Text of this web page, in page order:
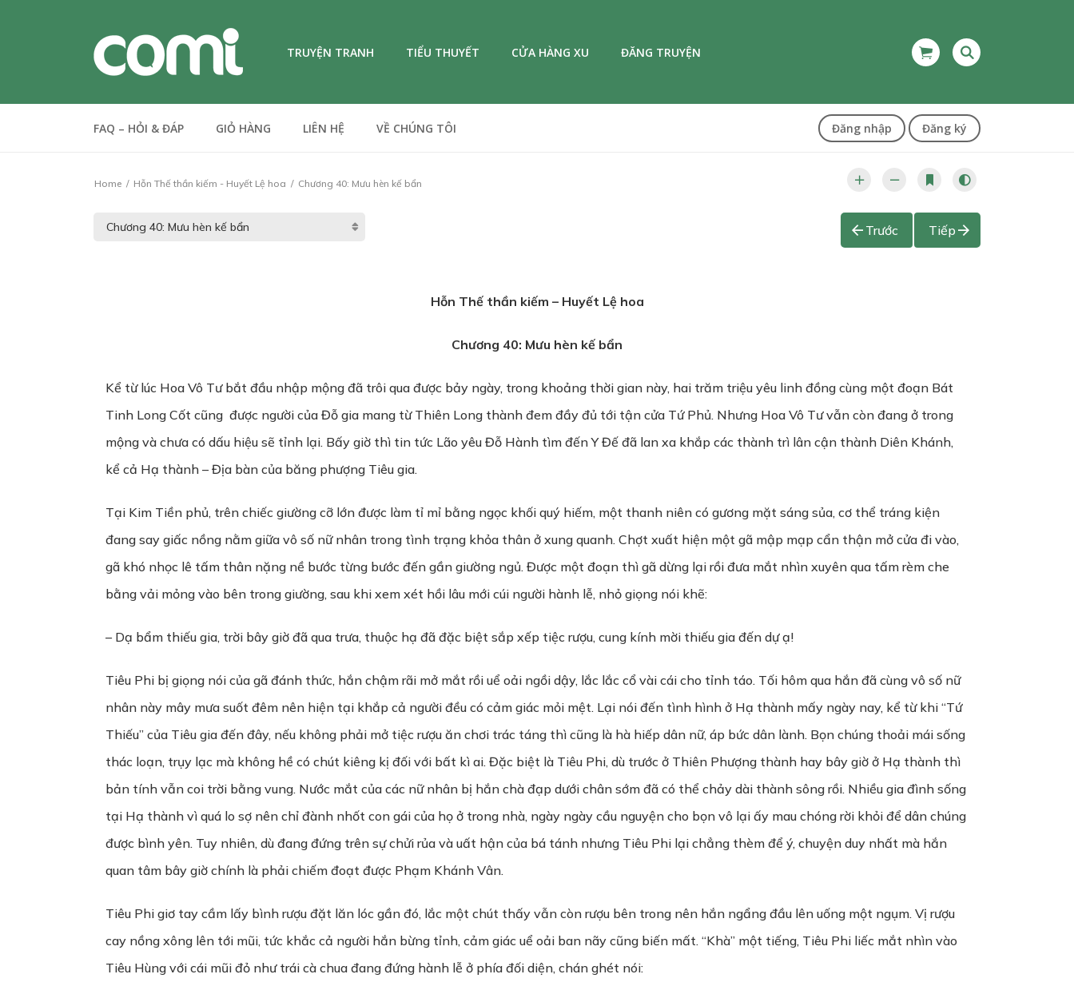
TRUYỆN TRANH TIỂU THUYẾT CỬA HÀNG XU ĐĂNG TRUYỆN
FAQ – HỎI & ĐÁP GIỎ HÀNG LIÊN HỆ VỀ CHÚNG TÔI Đăng nhập Đăng ký
Home Hỗn Thế thần kiếm - Huyết Lệ hoa Chương 40: Mưu hèn kế bẩn
Trước Tiếp
Hỗn Thế thần kiếm – Huyết Lệ hoa
Chương 40: Mưu hèn kế bẩn
Kể từ lúc Hoa Vô Tư bắt đầu nhập mộng đã trôi qua được bảy ngày, trong khoảng thời gian này, hai trăm triệu yêu linh đồng cùng một đoạn Bát
Tinh Long Cốt cũng được người của Đỗ gia mang từ Thiên Long thành đem đầy đủ tới tận cửa Tứ Phủ. Nhưng Hoa Vô Tư vẫn còn đang ở trong
mộng và chưa có dấu hiệu sẽ tỉnh lại. Bấy giờ thì tin tức Lão yêu Đỗ Hành tìm đến Y Đế đã lan xa khắp các thành trì lân cận thành Diên Khánh,
kể cả Hạ thành – Địa bàn của băng phượng Tiêu gia.
Tại Kim Tiền phủ, trên chiếc giường cỡ lớn được làm tỉ mỉ bằng ngọc khối quý hiếm, một thanh niên có gương mặt sáng sủa, cơ thể tráng kiện
đang say giấc nồng nằm giữa vô số nữ nhân trong tình trạng khỏa thân ở xung quanh. Chợt xuất hiện một gã mập mạp cẩn thận mở cửa đi vào,
gã khó nhọc lê tấm thân nặng nề bước từng bước đến gần giường ngủ. Được một đoạn thì gã dừng lại rồi đưa mắt nhìn xuyên qua tấm rèm che
bằng vải mỏng vào bên trong giường, sau khi xem xét hồi lâu mới cúi người hành lễ, nhỏ giọng nói khẽ:
– Dạ bẩm thiếu gia, trời bây giờ đã qua trưa, thuộc hạ đã đặc biệt sắp xếp tiệc rượu, cung kính mời thiếu gia đến dự ạ!
Tiêu Phi bị giọng nói của gã đánh thức, hắn chậm rãi mở mắt rồi uể oải ngồi dậy, lắc lắc cổ vài cái cho tỉnh táo. Tối hôm qua hắn đã cùng vô số nữ
nhân này mây mưa suốt đêm nên hiện tại khắp cả người đều có cảm giác mỏi mệt. Lại nói đến tình hình ở Hạ thành mấy ngày nay, kể từ khi “Tứ
Thiếu” của Tiêu gia đến đây, nếu không phải mở tiệc rượu ăn chơi trác táng thì cũng là hà hiếp dân nữ, áp bức dân lành. Bọn chúng thoải mái sống
thác loạn, trụy lạc mà không hề có chút kiêng kị đối với bất kì ai. Đặc biệt là Tiêu Phi, dù trước ở Thiên Phượng thành hay bây giờ ở Hạ thành thì
bản tính vẫn coi trời bằng vung. Nước mắt của các nữ nhân bị hắn chà đạp dưới chân sớm đã có thể chảy dài thành sông rồi. Nhiều gia đình sống
tại Hạ thành vì quá lo sợ nên chỉ đành nhốt con gái của họ ở trong nhà, ngày ngày cầu nguyện cho bọn vô lại ấy mau chóng rời khỏi để dân chúng
được bình yên. Tuy nhiên, dù đang đứng trên sự chửi rủa và uất hận của bá tánh nhưng Tiêu Phi lại chẳng thèm để ý, chuyện duy nhất mà hắn
quan tâm bây giờ chính là phải chiếm đoạt được Phạm Khánh Vân.
Tiêu Phi giơ tay cầm lấy bình rượu đặt lăn lóc gần đó, lắc một chút thấy vẫn còn rượu bên trong nên hắn ngẩng đầu lên uống một ngụm. Vị rượu
cay nồng xông lên tới mũi, tức khắc cả người hắn bừng tỉnh, cảm giác uể oải ban nãy cũng biến mất. “Khà” một tiếng, Tiêu Phi liếc mắt nhìn vào
Tiêu Hùng với cái mũi đỏ như trái cà chua đang đứng hành lễ ở phía đối diện, chán ghét nói: